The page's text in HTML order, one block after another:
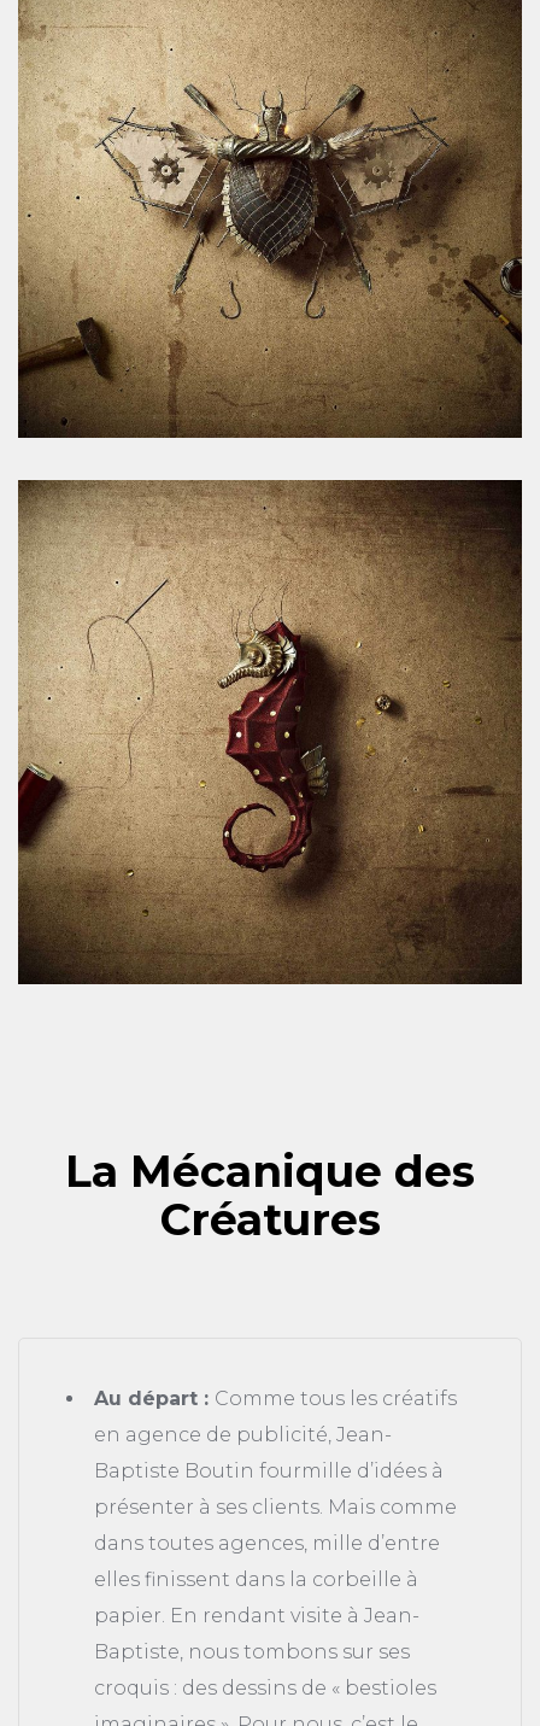
La Mécanique des
Créatures
Au départ : Comme tous les créatifs
en agence de publicité, Jean-
Baptiste Boutin fourmille d’idées à
présenter à ses clients. Mais comme
dans toutes agences, mille d’entre
elles finissent dans la corbeille à
papier. En rendant visite à Jean-
Baptiste, nous tombons sur ses
croquis : des dessins de « bestioles